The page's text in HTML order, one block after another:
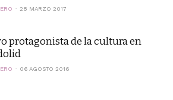
28 MARZO 2017
protagonista de la cultura en
06 AGOSTO 2016